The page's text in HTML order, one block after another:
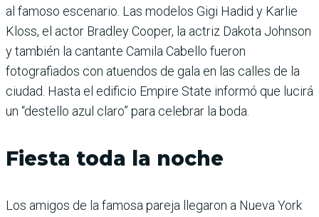
al famoso escenario. Las modelos Gigi Hadid y Karlie
Kloss, el actor Bradley Cooper, la actriz Dakota Johnson
y también la cantante Camila Cabello fueron
fotografiados con atuendos de gala en las calles de la
ciudad. Hasta el edificio Empire State informó que lucirá
un “destello azul claro” para celebrar la boda.
Fiesta toda la noche
Los amigos de la famosa pareja llegaron a Nueva York